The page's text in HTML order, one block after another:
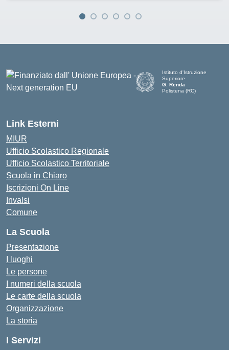
Istituto d'Istruzione
Superiore
G. Renda
Polistena (RC)
Link Esterni
MIUR
Ufficio Scolastico Regionale
Ufficio Scolastico Territoriale
Scuola in Chiaro
Iscrizioni On Line
Invalsi
Comune
La Scuola
Presentazione
I luoghi
Le persone
I numeri della scuola
Le carte della scuola
Organizzazione
La storia
I Servizi